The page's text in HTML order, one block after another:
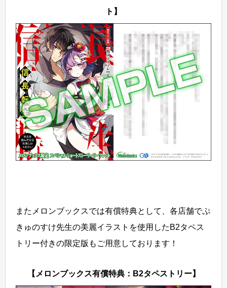
ト】
またメロンブックスでは有償特典として、各店舗でぷ
きゅのすけ先生の美麗イラストを使用したB2タペス
トリー付きの限定版もご用意しております！
【メロンブックス有償特典：B2タペストリー】